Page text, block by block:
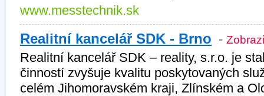
www.messtechnik.sk
Realitní kancelář SDK - Brno -
Realitní kancelář SDK – reality, s.r.o. je
činností zvyšuje kvalitu poskytovaných
celém Jihomoravském kraji, Zlínském a